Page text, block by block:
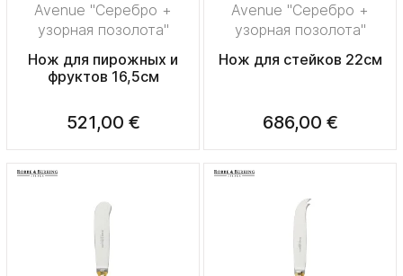
Avenue "Серебро +
узорная позолота"
Нож для пирожных и
фруктов 16,5см
521,00 €
Avenue "Серебро +
узорная позолота"
Нож для стейков 22см
686,00 €